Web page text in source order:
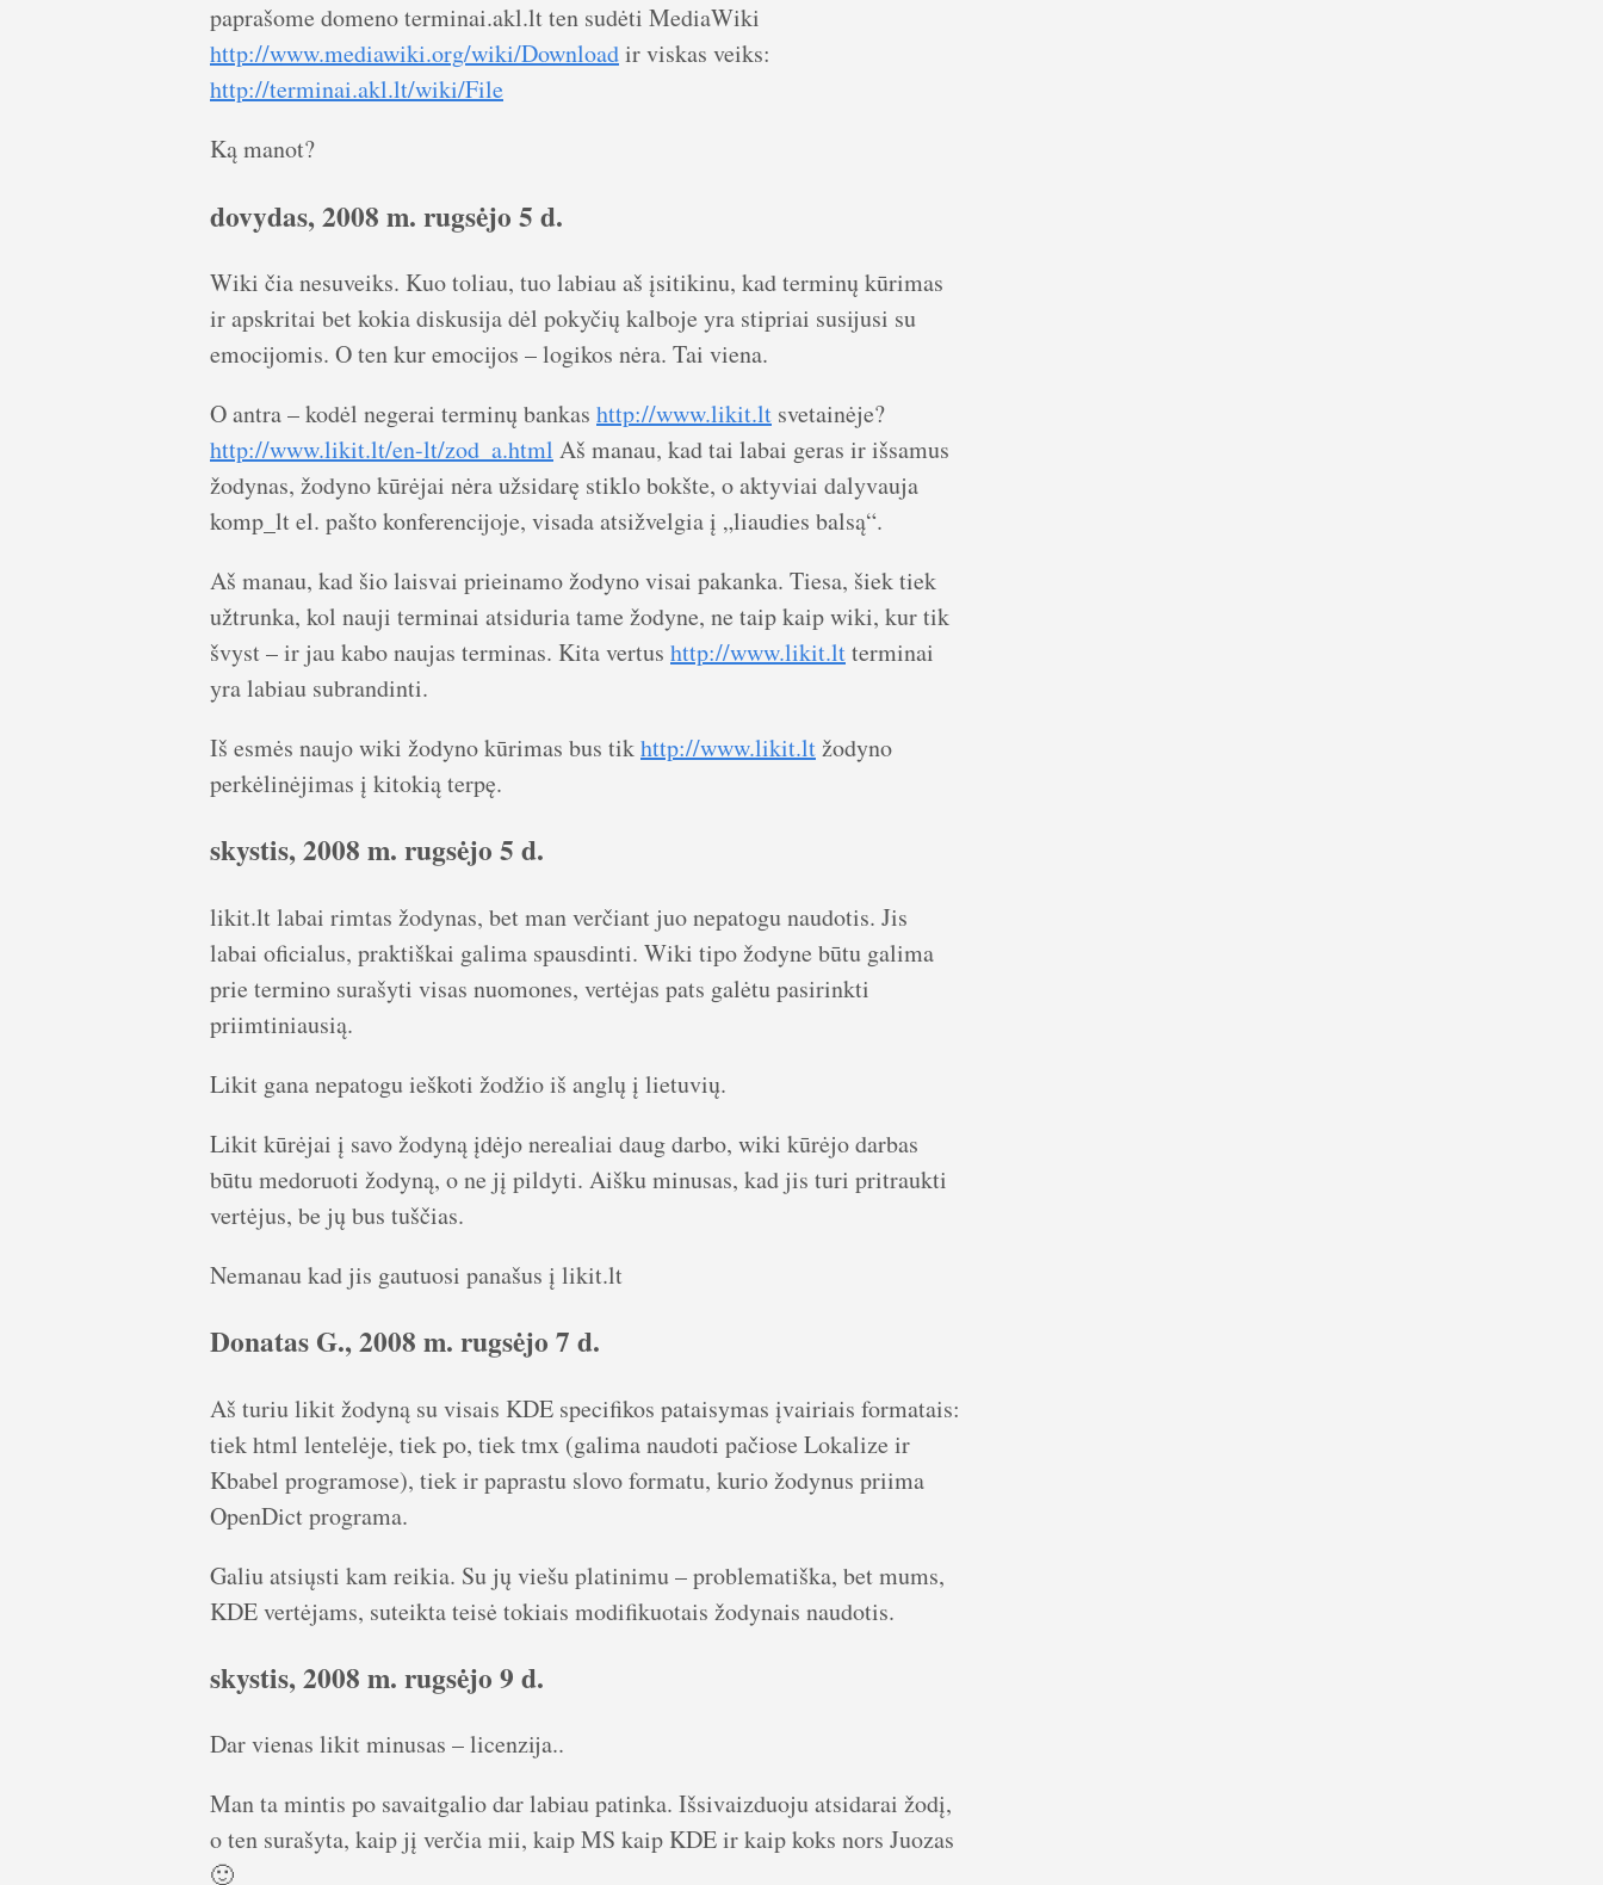
paprašome domeno terminai.akl.lt ten sudėti MediaWiki
http://www.mediawiki.org/wiki/Downloadir viskas veiks:
http://terminai.akl.lt/wiki/File
Ką manot?
dovydas, 2008 m. rugsėjo 5 d.
Wiki čia nesuveiks. Kuo toliau, tuo labiau aš įsitikinu, kad terminų kūrimas
ir apskritai bet kokia diskusija dėl pokyčių kalboje yra stipriai susijusi su
emocijomis. O ten kur emocijos – logikos nėra. Tai viena.
O antra – kodėl negerai terminų bankas http://www.likit.lt svetainėje?
http://www.likit.lt/en-lt/zod_a.html Aš manau, kad tai labai geras ir išsamus
žodynas, žodyno kūrėjai nėra užsidarę stiklo bokšte, o aktyviai dalyvauja
komp_lt el. pašto konferencijoje, visada atsižvelgia į „liaudies balsą“.
Aš manau, kad šio laisvai prieinamo žodyno visai pakanka. Tiesa, šiek tiek
užtrunka, kol nauji terminai atsiduria tame žodyne, ne taip kaip wiki, kur tik
švyst – ir jau kabo naujas terminas. Kita vertus http://www.likit.ltterminai
yra labiau subrandinti.
Iš esmės naujo wiki žodyno kūrimas bus tikhttp://www.likit.ltžodyno
perkėlinėjimas į kitokią terpę.
skystis, 2008 m. rugsėjo 5 d.
likit.lt labai rimtas žodynas, bet man verčiant juo nepatogu naudotis. Jis
labai oficialus, praktiškai galima spausdinti. Wiki tipo žodyne būtu galima
prie termino surašyti visas nuomones, vertėjas pats galėtu pasirinkti
priimtiniausią.
Likit gana nepatogu ieškoti žodžio iš anglų į lietuvių.
Likit kūrėjai į savo žodyną įdėjo nerealiai daug darbo, wiki kūrėjo darbas
būtu medoruoti žodyną, o ne jį pildyti. Aišku minusas, kad jis turi pritraukti
vertėjus, be jų bus tuščias.
Nemanau kad jis gautuosi panašus į likit.lt
Donatas G., 2008 m. rugsėjo 7 d.
Aš turiu likit žodyną su visais KDE specifikos pataisymas įvairiais formatais:
tiek html lentelėje, tiek po, tiek tmx (galima naudoti pačiose Lokalize ir
Kbabel programose), tiek ir paprastu slovo formatu, kurio žodynus priima
OpenDict programa.
Galiu atsiųsti kam reikia. Su jų viešu platinimu – problematiška, bet mums,
KDE vertėjams, suteikta teisė tokiais modifikuotais žodynais naudotis.
skystis, 2008 m. rugsėjo 9 d.
Dar vienas likit minusas – licenzija..
Man ta mintis po savaitgalio dar labiau patinka. Išsivaizduoju atsidarai žodį,
o ten surašyta, kaip jį verčia mii, kaip MS kaip KDE ir kaip koks nors Juozas
🙂